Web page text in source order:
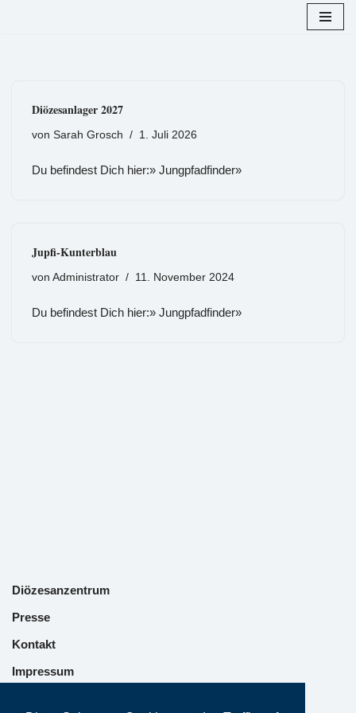
Diözesanlager 2027
von Sarah Grosch 1. Juli 2026
Du befindest Dich hier:» Jungpfadfinder»
Jupfi-Kunterblau
von Administrator 11. November 2024
Du befindest Dich hier:» Jungpfadfinder»
Diözesanzentrum
Presse
Kontakt
Impressum